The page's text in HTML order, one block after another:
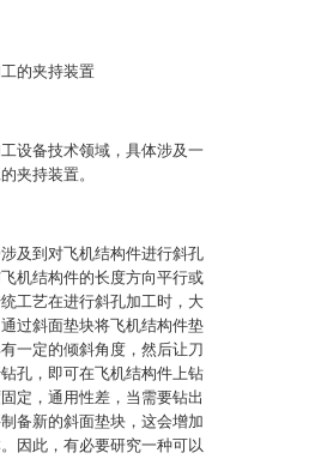
的夹持装置
设备技术领域，具体涉及一
夹持装置。
及到对飞机结构件进行斜孔
机结构件的长度方向平行或
工艺在进行斜孔加工时，大
过斜面垫块将飞机结构件垫
一定的倾斜角度，然后让刀
孔，即可在飞机结构件上钻
定，通用性差，当需要钻出
备新的斜面垫块，这会增加
因此，有必要研究一种可以